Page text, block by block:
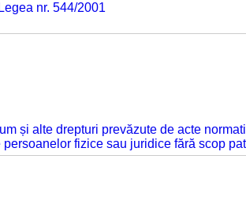
nr. 544/2001
și alte drepturi prevăzute de acte
fizice sau juridice fără scop